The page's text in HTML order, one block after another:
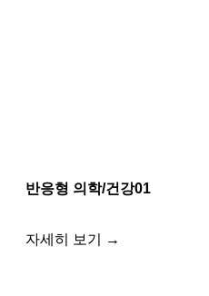
반응형 의학/건강01
자세히 보기 →